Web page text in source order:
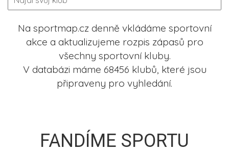
Na sportmap.cz denně vkládáme sportovní
akce a aktualizujeme rozpis zápasů pro
všechny sportovní kluby.
V databázi máme 68456 klubů, které jsou
připraveny pro vyhledání.
FANDÍME SPORTU